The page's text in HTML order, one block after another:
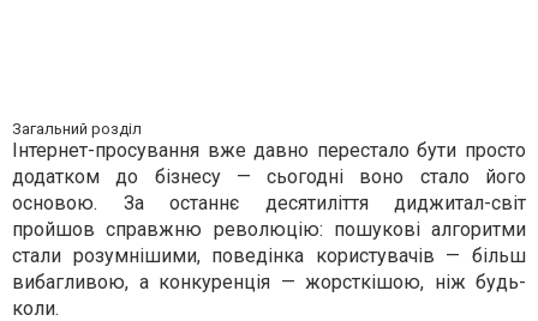
Загальний розділ
Інтернет-просування вже давно перестало бути просто
додатком до бізнесу — сьогодні воно стало його
основою. За останнє десятиліття диджитал-світ
пройшов справжню революцію: пошукові алгоритми
стали розумнішими, поведінка користувачів — більш
вибагливою, а конкуренція — жорсткішою, ніж будь-
коли.